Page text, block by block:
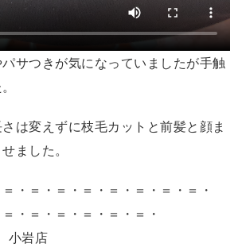
サつきが気になっていましたが手触
は変えずに枝毛カットと前髪と顔ま
ました。
・＝・＝・＝・＝・＝・＝・＝・
・＝・＝・＝・＝・＝・
小岩店